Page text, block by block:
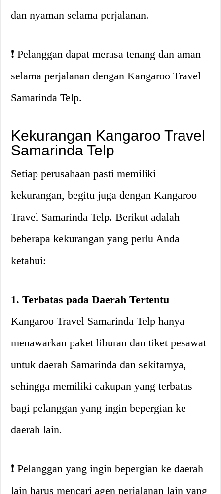
dan nyaman selama perjalanan.
❗️ Pelanggan dapat merasa tenang dan aman
selama perjalanan dengan Kangaroo Travel
Samarinda Telp.
Kekurangan Kangaroo Travel
Samarinda Telp
Setiap perusahaan pasti memiliki
kekurangan, begitu juga dengan Kangaroo
Travel Samarinda Telp. Berikut adalah
beberapa kekurangan yang perlu Anda
ketahui:
1. Terbatas pada Daerah Tertentu
Kangaroo Travel Samarinda Telp hanya
menawarkan paket liburan dan tiket pesawat
untuk daerah Samarinda dan sekitarnya,
sehingga memiliki cakupan yang terbatas
bagi pelanggan yang ingin bepergian ke
daerah lain.
❗️ Pelanggan yang ingin bepergian ke daerah
lain harus mencari agen perjalanan lain yang